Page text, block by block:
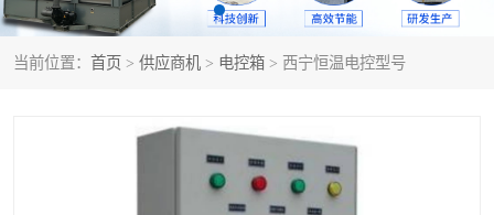
当前位置： 首页 > 供应商机 > 电控箱 > 西宁恒温电控型号
电控箱 水泵
板式换热器